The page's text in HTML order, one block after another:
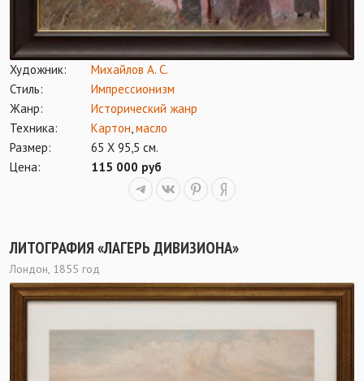
Художник:
Михайлов А. С.
Стиль:
Импрессионизм
Жанр:
Исторический жанр
Техника:
Картон,масло
Размер:
65 Х 95,5 см.
Цена:
115 000 руб
ЛИТОГРАФИЯ «ЛАГЕРЬ ДИВИЗИОНА»
Лондон, 1855 год